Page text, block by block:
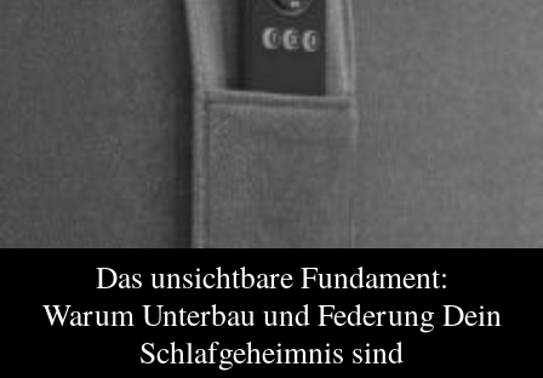
Das unsichtbare Fundament:
Warum Unterbau und Federung Dein
Schlafgeheimnis sind